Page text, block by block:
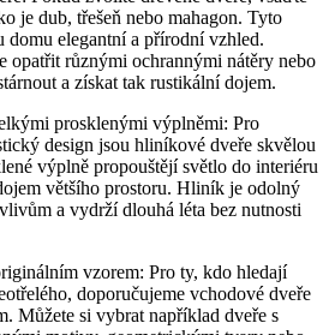
je dub, třešeň nebo mahagon. Tyto​
‌domu elegantní a přírodní vzhled.
opatřit různými ochrannými nátěry nebo⁣
a získat tak rustikální dojem.
prosklenými výplněmi: Pro
design jsou hliníkové dveře​ skvělou​
výplně propouštějí světlo​ do interiéru
většího prostoru. Hliník je odolný
a vydrží dlouhá léta bez nutnosti
vzorem: Pro ty, kdo hledají
doporučujeme vchodové dveře
Můžete ‍si vybrat například dveře s